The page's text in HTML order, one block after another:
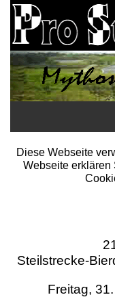
Startseite
Literatur
Termine
Diese Webseite
Webseite erklären
Steilstrecke-
Freitag,